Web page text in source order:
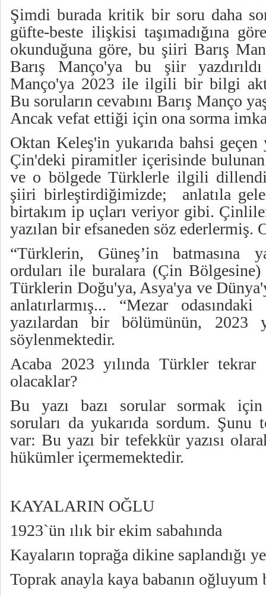
Şimdi burada kritik bir soru daha
güfte-beste ilişkisi taşımadığına
okunduğuna göre, bu şiiri Barış
Barış Manço'ya bu şiir
Manço'ya 2023 ile ilgili bir bilgi
Bu soruların cevabını Barış Manço
Ancak vefat ettiği için ona sorma
Oktan Keleş'in yukarıda bahsi geçen
Çin'deki piramitler içerisinde
ve o bölgede Türklerle ilgili
şiiri birleştirdiğimizde; anlatıla
birtakım ip uçları veriyor gibi.
yazılan bir efsaneden söz ederlermiş.
“Türklerin, Güneş’in batmasına
orduları ile buralara (Çin
Türklerin Doğu'ya, Asya'ya ve
anlatırlarmış... “Mezar
yazılardan bir bölümünün, 2023
söylenmektedir.
Acaba 2023 yılında Türkler
olacaklar?
Bu yazı bazı sorular sormak için
soruları da yukarıda sordum. Şunu
var: Bu yazı bir tefekkür yazısı
hükümler içermemektedir.
KAYALARIN OĞLU
1923`ün ılık bir ekim sabahında
Kayaların toprağa dikine saplandığı
Toprak anayla kaya babanın oğluyum